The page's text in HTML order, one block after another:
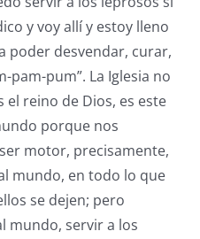
y voy allí y estoy lleno
poder desvendar, curar,
pum”. La Iglesia no
el reino de Dios, es este
porque nos
motor, precisamente,
mundo, en todo lo que
se dejen; pero
mundo, servir a los